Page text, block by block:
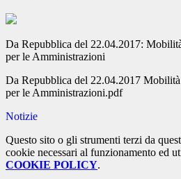
Da Repubblica del 22.04.2017:
per le Amministrazioni
Da Repubblica del 22.04.2017
per le Amministrazioni.pdf
Notizie
Questo sito o gli strumenti terzi da
cookie necessari al funzionamento ed
COOKIE POLICY.